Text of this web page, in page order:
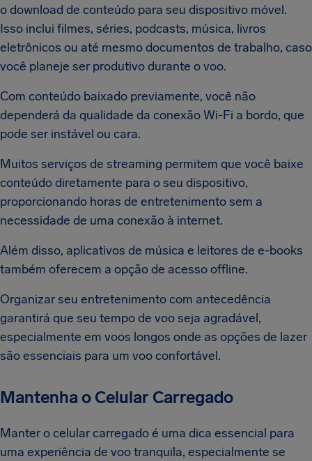
o download de conteúdo para seu dispositivo móvel.
Isso inclui filmes, séries, podcasts, música, livros
eletrônicos ou até mesmo documentos de trabalho, caso
você planeje ser produtivo durante o voo.
Com conteúdo baixado previamente, você não
dependerá da qualidade da conexão Wi-Fi a bordo, que
pode ser instável ou cara.
Muitos serviços de streaming permitem que você baixe
conteúdo diretamente para o seu dispositivo,
proporcionando horas de entretenimento sem a
necessidade de uma conexão à internet.
Além disso, aplicativos de música e leitores de e-books
também oferecem a opção de acesso offline.
Organizar seu entretenimento com antecedência
garantirá que seu tempo de voo seja agradável,
especialmente em voos longos onde as opções de lazer
são essenciais para um voo confortável.
Mantenha o Celular Carregado
Manter o celular carregado é uma dica essencial para
uma experiência de voo tranquila, especialmente se